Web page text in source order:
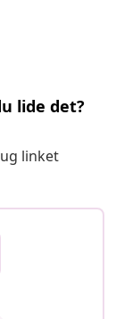
lide det?
linket